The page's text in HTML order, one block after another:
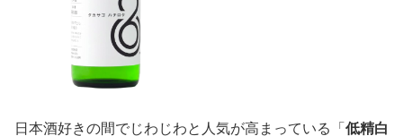
日本酒好きの間でじわじわと人気が高まっている「 低精白